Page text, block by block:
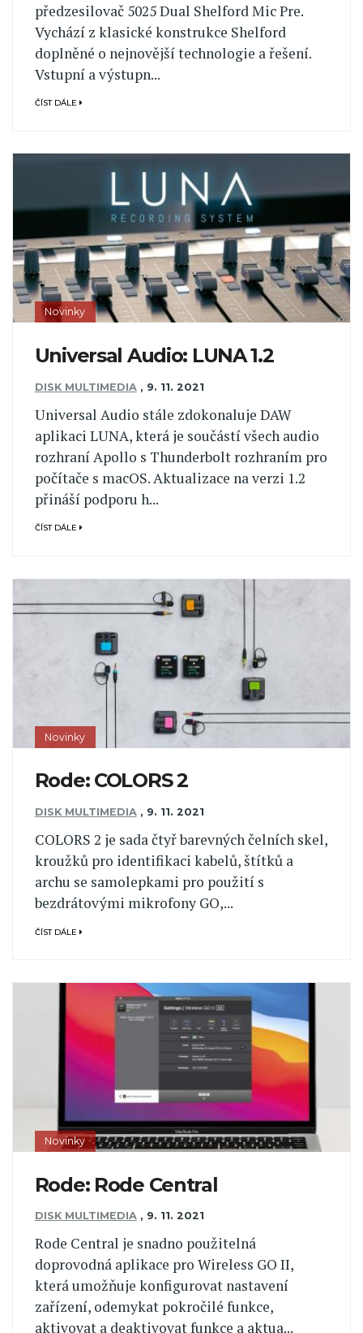
předzesilovač 5025 Dual Shelford Mic Pre.
Vychází z klasické konstrukce Shelford
doplněné o nejnovější technologie a řešení.
Vstupní a výstupn...
ČÍST DÁLE
Novinky
Universal Audio: LUNA 1.2
DISK MULTIMEDIA , 9. 11. 2021
Universal Audio stále zdokonaluje DAW
aplikaci LUNA, která je součástí všech audio
rozhraní Apollo s Thunderbolt rozhraním pro
počítače s macOS. Aktualizace na verzi 1.2
přináší podporu h...
ČÍST DÁLE
Novinky
Rode: COLORS 2
DISK MULTIMEDIA , 9. 11. 2021
COLORS 2 je sada čtyř barevných čelních skel,
kroužků pro identifikaci kabelů, štítků a
archu se samolepkami pro použití s
bezdrátovými mikrofony GO,...
ČÍST DÁLE
Novinky
Rode: Rode Central
DISK MULTIMEDIA , 9. 11. 2021
Rode Central je snadno použitelná
doprovodná aplikace pro Wireless GO II,
která umožňuje konfigurovat nastavení
zařízení, odemykat pokročilé funkce,
aktivovat a deaktivovat funkce a aktua...